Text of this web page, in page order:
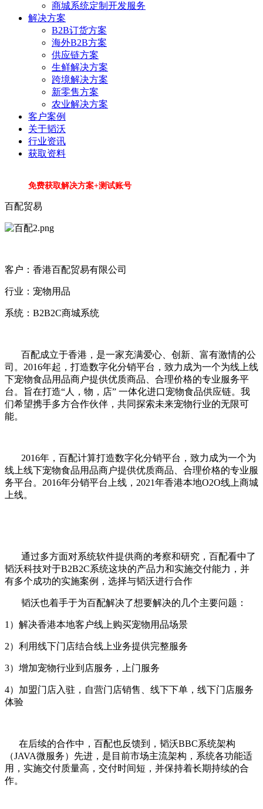
商城系统定制开发服务
解决方案
B2B订货方案
海外B2B方案
供应链方案
生鲜解决方案
跨境解决方案
新零售方案
农业解决方案
客户案例
关于韬沃
行业资讯
获取资料
免费获取解决方案+测试账号
百配贸易
客户：香港百配贸易有限公司
行业：宠物用品
系统：B2B2C商城系统
百配成立于香港，是一家充满爱心、创新、富有激情的公
司。2016年起，打造数字化分销平台，致力成为一个为线上线
下宠物食品用品商户提供优质商品、合理价格的专业服务平
台。旨在打造“人，物，店” 一体化进口宠物食品供应链。我
们希望携手多方合作伙伴，共同探索未来宠物行业的无限可
能。
2016年，百配计算打造数字化分销平台，致力成为一个为
线上线下宠物食品用品商户提供优质商品、合理价格的专业服
务平台。2016年分销平台上线，2021年香港本地O2O线上商城
上线。
通过多方面对系统软件提供商的考察和研究，百配看中了
韬沃科技对于B2B2C系统这块的产品力和实施交付能力，并
有多个成功的实施案例，选择与韬沃进行合作
韬沃也着手于为百配解决了想要解决的几个主要问题：
1）解决香港本地客户线上购买宠物用品场景
2）利用线下门店结合线上业务提供完整服务
3）增加宠物行业到店服务，上门服务
4）加盟门店入驻，自营门店销售、线下下单，线下门店服务
体验
在后续的合作中，百配也反馈到，韬沃BBC系统架构
（JAVA微服务）先进，是目前市场主流架构，系统各功能适
用，实施交付质量高，交付时间短，并保持着长期持续的合
作。